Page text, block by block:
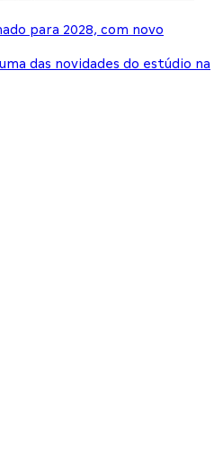
para 2028, com novo
das novidades do estúdio na